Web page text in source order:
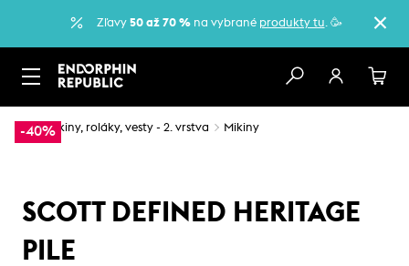
Zľavy 50 až 70 %na vybrané produkty tu. 🥳
-40%
… Mikiny, roláky, vesty - 2. vrstva Mikiny
SCOTT DEFINED HERITAGE
PILE